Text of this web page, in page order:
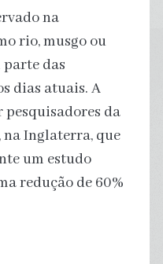
na
rio, musgo ou
das
dias atuais. A
da
na Inglaterra, que
um estudo
redução de 60%